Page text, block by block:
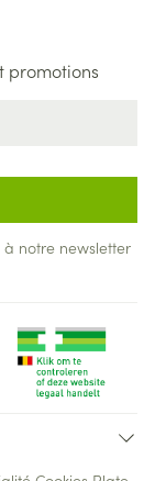
promotions
notre newsletter